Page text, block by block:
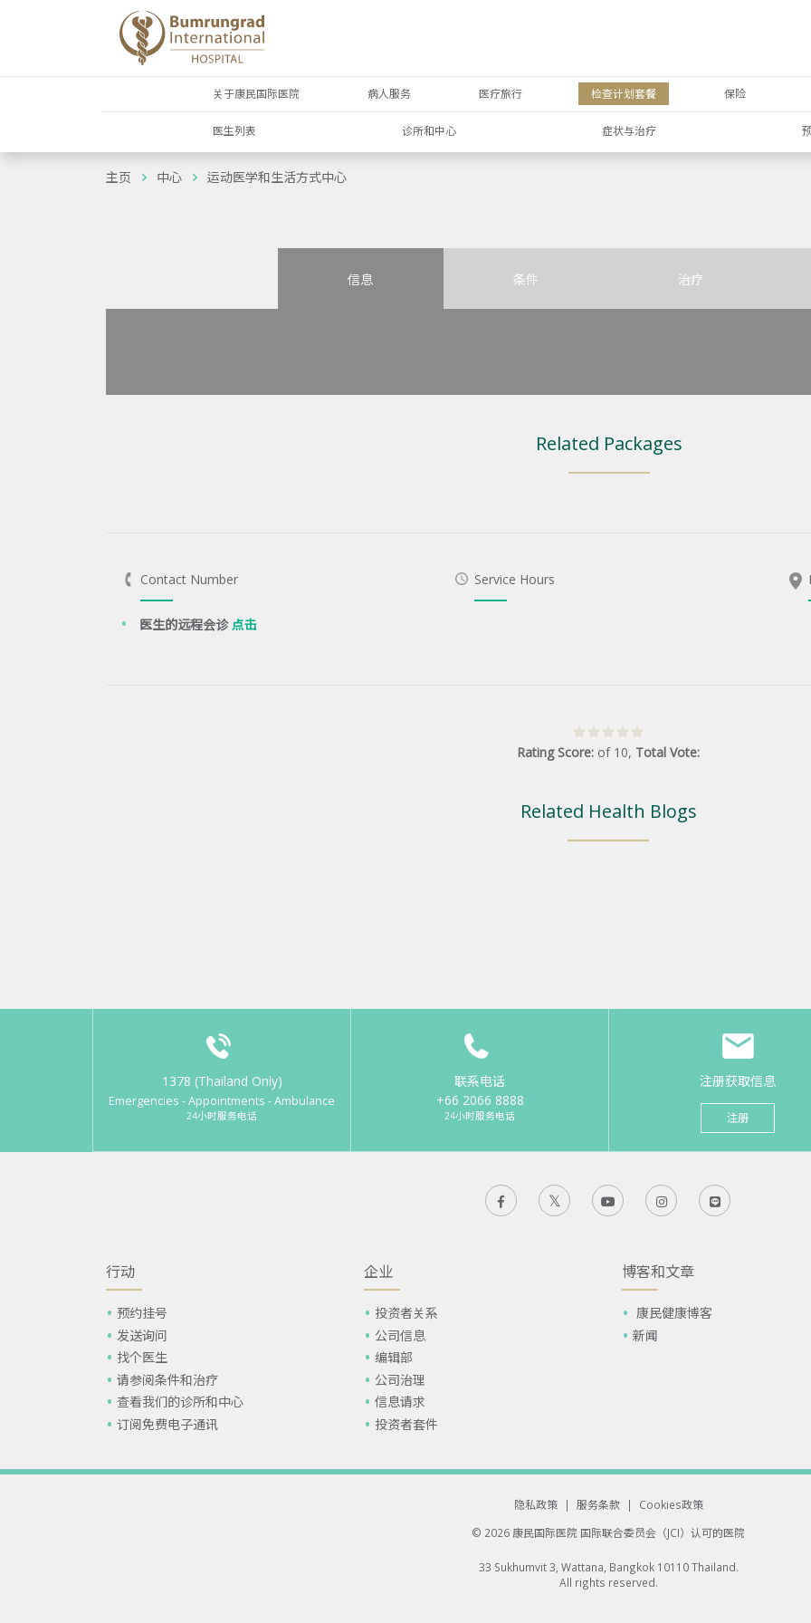
关于康民国际医院 病人服务 医疗旅行 检查计划套餐 保险
医生列表 诊所和中心 症状与治疗
主页 中心 运动医学和生活方式中心
信息 条件 治疗
Related Packages
Contact Number
医生的远程会诊点击
Service Hours
Rating Score: of 10, Total Vote:
Related Health Blogs
1378 (Thailand Only)
Emergencies - Appointments - Ambulance
24小时服务电话
联系电话
+66 2066 8888
24小时服务电话
注册获取信息
注册
行动
预约挂号
发送询问
找个医生
请参阅条件和治疗
查看我们的诊所和中心
订阅免费电子通讯
企业
投资者关系
公司信息
编辑部
公司治理
信息请求
投资者套件
博客和文章
康民健康博客
新闻
隐私政策 | 服务条款 |
Cookies政策
© 2026 康民国际医院 国际联合委员会（JCI）认可的医院
33 Sukhumvit 3, Wattana, Bangkok 10110 Thailand.
All rights reserved.